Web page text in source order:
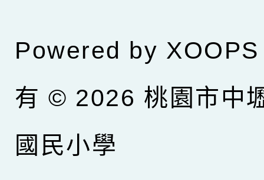
Powered by XOOPS
有 © 2026 桃園市中
國民小學